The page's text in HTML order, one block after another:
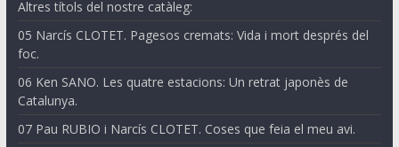
Altres títols del nostre catàleg:
05 Narcís CLOTET. Pagesos cremats: Vida i mort després del
foc.
06 Ken SANO. Les quatre estacions: Un retrat japonès de
Catalunya.
07 Pau RUBIO i Narcís CLOTET. Coses que feia el meu avi.